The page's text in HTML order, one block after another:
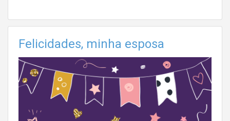
Felicidades, minha esposa